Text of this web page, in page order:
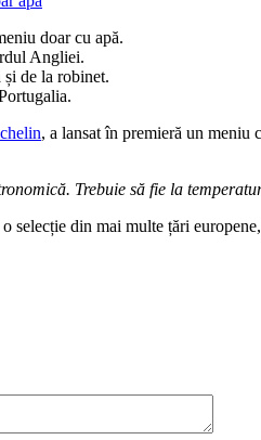
doar cu apă.
Angliei.
de la robinet.
, a lansat în premieră un meniu
Trebuie să fie la
o selecție din mai multe țări